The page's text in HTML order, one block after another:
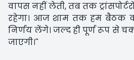
वापस नहीं लेती, तब तक
रहेगा। आज शाम तक हम बैठक
निर्णय लेंगे। जल्द ही पूर्ण रूप से
जाएगी।''